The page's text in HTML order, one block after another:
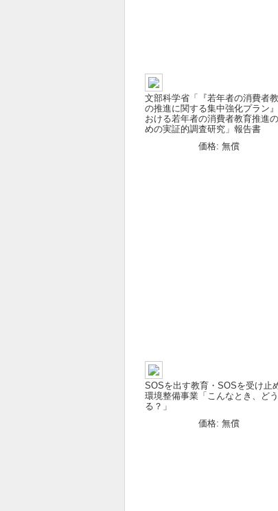
文部科学省「『若年者の消費者
の推進に関する集中強化プラン
おける若年者の消費者教育推進
めの実証的調査研究」報告書
価格: 無償
SOSを出す教育・SOSを受け止
環境整備事業「こんなとき、ど
る？」
価格: 無償